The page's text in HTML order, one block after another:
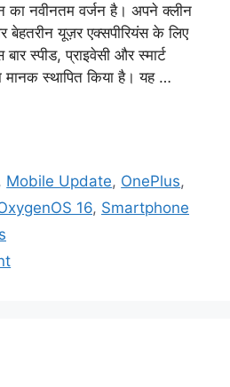
का नवीनतम वर्जन है। अपने क्लीन
बेहतरीन यूज़र एक्सपीरियंस के लिए
स्पीड, प्राइवेसी और स्मार्ट
स्थापित किया है। यह …
, Mobile Update, OnePlus,
16, Smartphone